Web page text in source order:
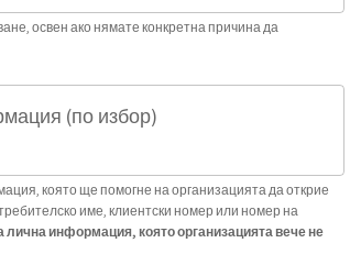
освен ако нямате конкретна причина да
(по избор)
която ще помогне на организацията да открие
име, клиентски номер или номер на
информация, която организацията вече не